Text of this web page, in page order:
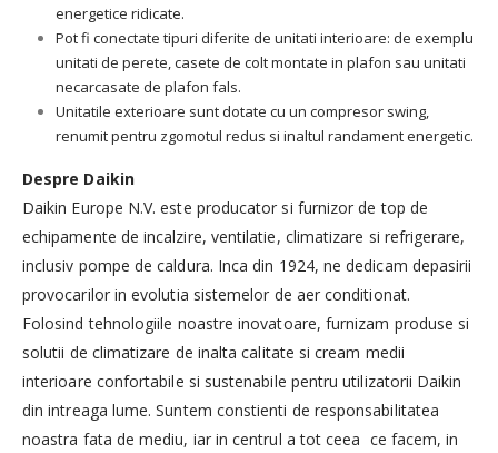
energetice ridicate.
Pot fi conectate tipuri diferite de unitati interioare: de exemplu
unitati de perete, casete de colt montate in plafon sau unitati
necarcasate de plafon fals.
Unitatile exterioare sunt dotate cu un compresor swing,
renumit pentru zgomotul redus si inaltul randament energetic.
Despre Daikin
​Daikin Europe N.V. este producator si furnizor de top de
echipamente de incalzire, ventilatie, climatizare si refrigerare,
inclusiv pompe de caldura. Inca din 1924, ne dedicam depasirii
provocarilor in evolutia sistemelor de aer conditionat.
Folosind tehnologiile noastre inovatoare, furnizam produse si
solutii de climatizare de inalta calitate si cream medii
interioare confortabile si sustenabile pentru utilizatorii Daikin
din intreaga lume. Suntem constienti de responsabilitatea
noastra fata de mediu, iar in centrul a tot ceea ce facem, in